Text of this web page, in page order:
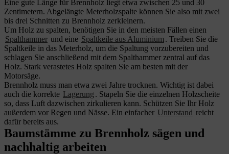
Eine gute Länge für Brennholz liegt etwa zwischen 25 und 30
Zentimetern. Abgelängte Meterholzspalte können Sie also mit zwei
bis drei Schnitten zu Brennholz zerkleinern.
Um Holz zu spalten, benötigen Sie in den meisten Fällen einen
Spalthammer und eine Spaltkeile aus Aluminium . Treiben Sie die
Spaltkeile in das Meterholz, um die Spaltung vorzubereiten und
schlagen Sie anschließend mit dem Spalthammer zentral auf das
Holz. Stark verastetes Holz spalten Sie am besten mit der
Motorsäge.
Brennholz muss man etwa zwei Jahre trocknen. Wichtig ist dabei
auch die korrekte Lagerung . Stapeln Sie die einzelnen Holzscheite
so, dass Luft dazwischen zirkulieren kann. Schützen Sie Ihr Holz
außerdem vor Regen und Nässe. Ein einfacher Unterstand reicht
dafür bereits aus.
Baumstämme zu Brennholz sägen und
nachhaltig arbeiten